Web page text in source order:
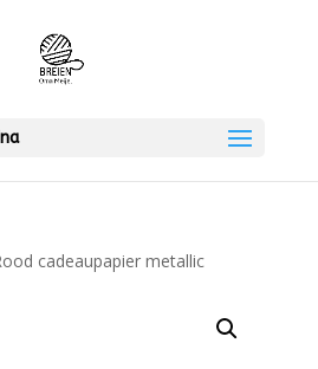
cadeaupapier metallic